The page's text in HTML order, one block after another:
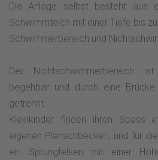
Die Anlage selbst besteht aus
Schwimmteich mit einer Tiefe bis
Schwimmerbereich und
Der Nichtschwimmerbereich
begehbar und durch eine
getrennt.
Kleinkinder finden ihren Spass
eigenen Planschbecken, und für
ein Sprungfelsen mit einer